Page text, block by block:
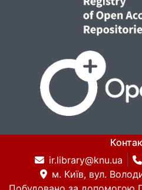
ir.library@knu.ua
м. Київ, вул.